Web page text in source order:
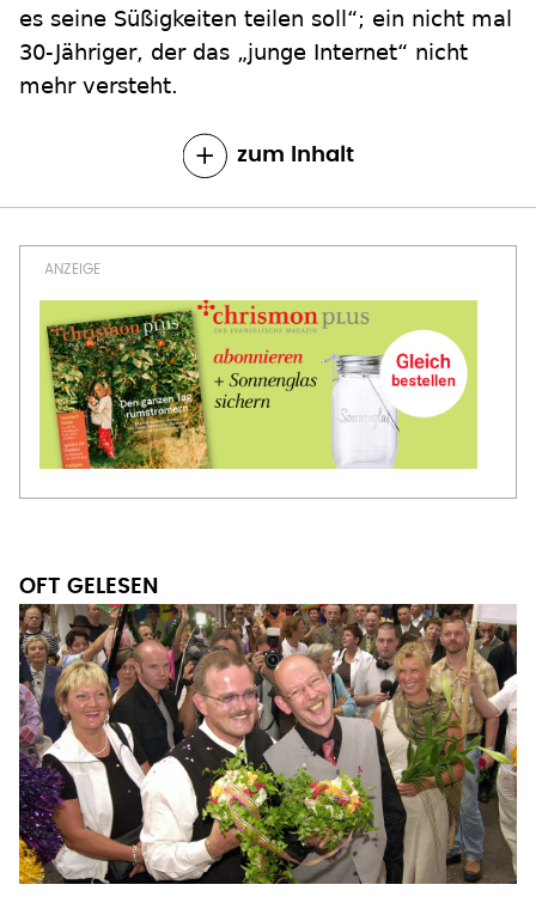
es seine Süßigkeiten teilen soll“; ein nicht mal
30-Jähriger, der das „junge Internet“ nicht
mehr versteht.
zum Inhalt
OFT GELESEN